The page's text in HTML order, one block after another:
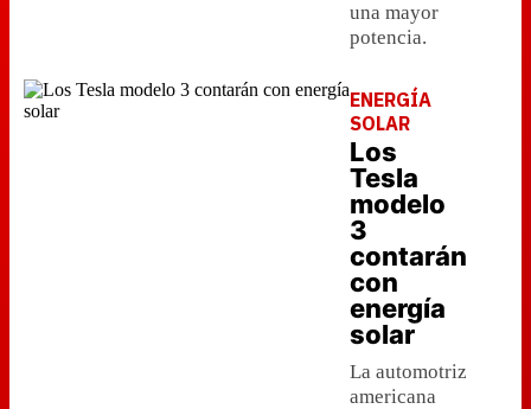
una mayor
potencia.
ENERGÍA
SOLAR
Los
Tesla
modelo
3
contarán
con
energía
solar
La automotriz
americana